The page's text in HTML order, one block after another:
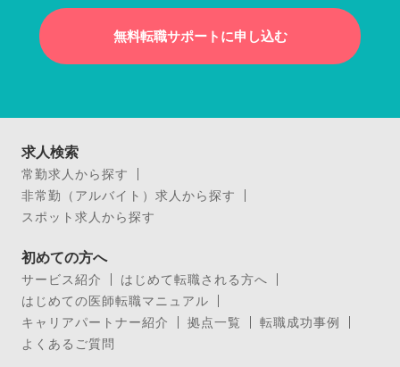
無料転職サポートに申し込む
求人検索
常勤求人から探す
非常勤（アルバイト）求人から探す
スポット求人から探す
初めての方へ
サービス紹介
はじめて転職される方へ
はじめての医師転職マニュアル
キャリアパートナー紹介
拠点一覧
転職成功事例
よくあるご質問